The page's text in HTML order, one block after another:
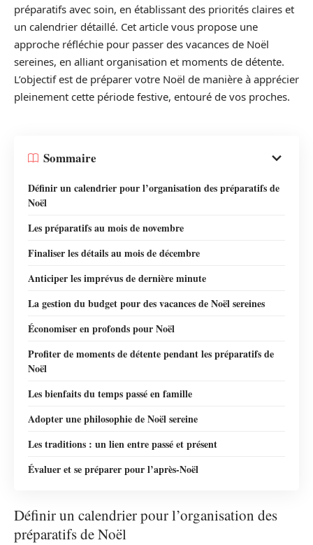
préparatifs avec soin, en établissant des priorités claires et
un calendrier détaillé. Cet article vous propose une
approche réfléchie pour passer des vacances de Noël
sereines, en alliant organisation et moments de détente.
L’objectif est de préparer votre Noël de manière à apprécier
pleinement cette période festive, entouré de vos proches.
Sommaire
Définir un calendrier pour l’organisation des préparatifs de
Noël
Les préparatifs au mois de novembre
Finaliser les détails au mois de décembre
Anticiper les imprévus de dernière minute
La gestion du budget pour des vacances de Noël sereines
Économiser en profonds pour Noël
Profiter de moments de détente pendant les préparatifs de
Noël
Les bienfaits du temps passé en famille
Adopter une philosophie de Noël sereine
Les traditions : un lien entre passé et présent
Évaluer et se préparer pour l’après-Noël
Définir un calendrier pour l’organisation des
préparatifs de Noël